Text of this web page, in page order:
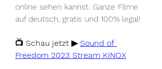
online sehen kannst. Ganze Filme
auf deutsch, gratis und 100% legal!
📺 Schau jetzt ▶ Sound of
Freedom 2023 Stream KINOX